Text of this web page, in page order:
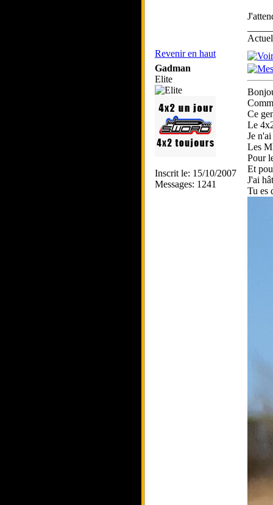
Revenir en haut
Gadman
Elite
Inscrit le: 15/10/2007
Messages: 1241
Ce
Le
Je
Les
Pour
Et
J'ai
Tu es